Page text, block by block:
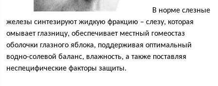
В норме слезные
железы синтезируют жидкую фракцию – слезу, которая
омывает глазницу, обеспечивает местный гомеостаз
оболочки глазного яблока, поддерживая оптимальный
водно-солевой баланс, влажность, а также поставляя
неспецифические факторы защиты.